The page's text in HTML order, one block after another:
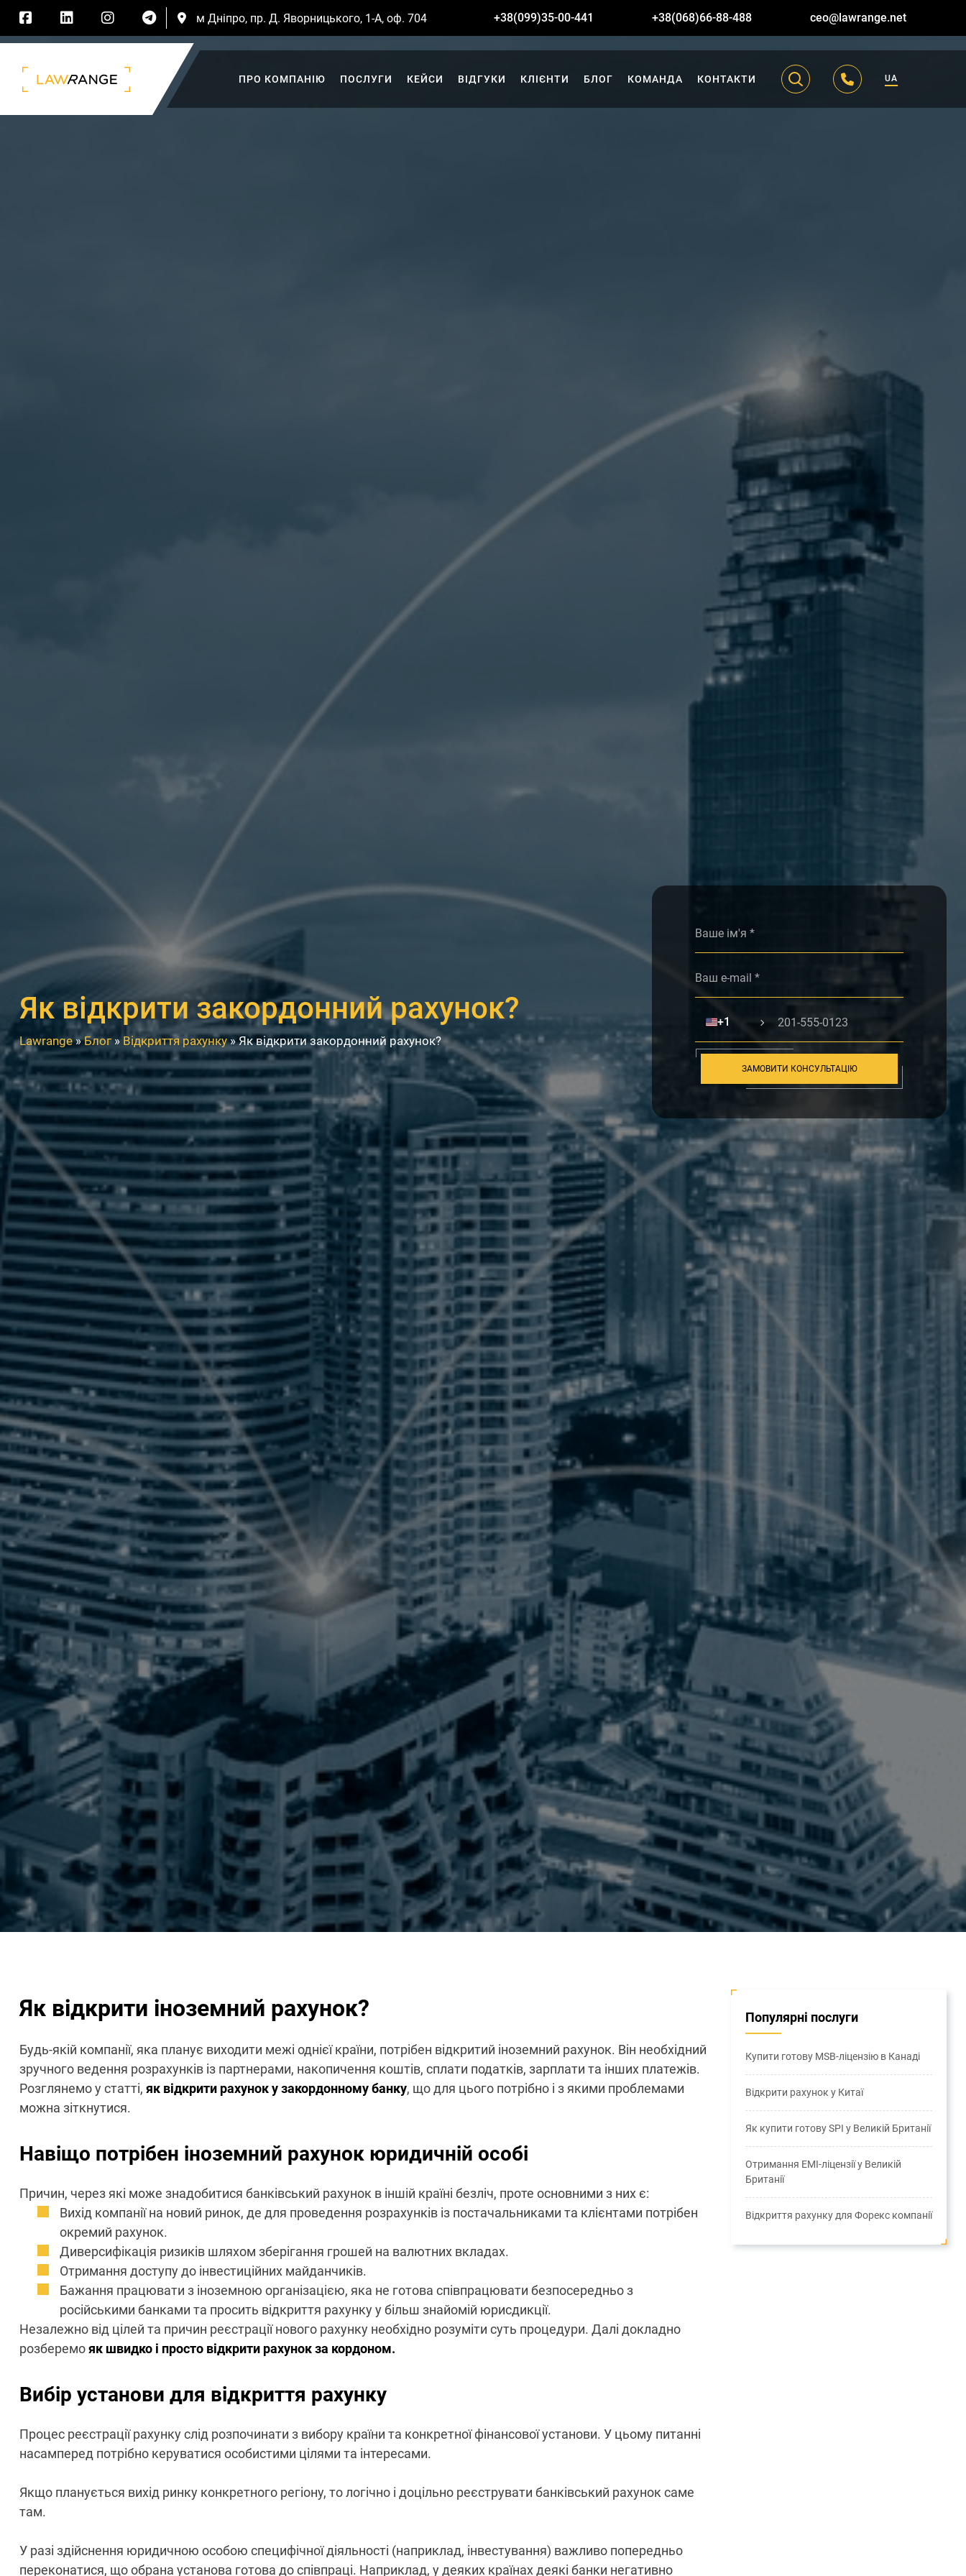
м Дніпро, пр. Д. Яворницького, 1-А, оф. 704 +38(099)35-00-441 +38(068)66-88-488 ceo@lawrange.net
ПРО КОМПАНІЮ ПОСЛУГИ КЕЙСИ ВІДГУКИ КЛІЄНТИ БЛОГ КОМАНДА КОНТАКТИ UA
Як відкрити закордонний рахунок?
Lawrange»Блог» Відкриття рахунку»Як відкрити закордонний рахунок?
🇺🇸+1
ЗАМОВИТИ КОНСУЛЬТАЦІЮ
Як відкрити іноземний рахунок?
Будь-якій компанії, яка планує виходити межі однієї країни, потрібен відкритий іноземний рахунок. Він необхідний
зручного ведення розрахунків із партнерами, накопичення коштів, сплати податків, зарплати та інших платежів.
Розглянемо у статті, як відкрити рахунок у закордонному банку, що для цього потрібно і з якими проблемами
можна зіткнутися.
Навіщо потрібен іноземний рахунок юридичній особі
Причин, через які може знадобитися банківський рахунок в іншій країні безліч, проте основними з них є:
Вихід компанії на новий ринок, де для проведення розрахунків із постачальниками та клієнтами потрібен
окремий рахунок.
Диверсифікація ризиків шляхом зберігання грошей на валютних вкладах.
Отримання доступу до інвестиційних майданчиків.
Бажання працювати з іноземною організацією, яка не готова співпрацювати безпосередньо з
російськими банками та просить відкриття рахунку у більш знайомій юрисдикції.
Незалежно від цілей та причин реєстрації нового рахунку необхідно розуміти суть процедури. Далі докладно
розберемояк швидко і просто відкрити рахунок за кордоном.
Вибір установи для відкриття рахунку
Процес реєстрації рахунку слід розпочинати з вибору країни та конкретної фінансової установи. У цьому питанні
насамперед потрібно керуватися особистими цілями та інтересами.
Якщо планується вихід ринку конкретного регіону, то логічно і доцільно реєструвати банківський рахунок саме
там.
У разі здійснення юридичною особою специфічної діяльності (наприклад, інвестування) важливо попередньо
переконатися, що обрана установа готова до співпраці. Наприклад, у деяких країнах деякі банки негативно
Популярні послуги
Купити готову MSB-ліцензію в Канаді
Відкрити рахунок у Китаї
Як купити готову SPI у Великій Британії
Отримання EMI-ліцензії у Великій
Британії
Відкриття рахунку для Форекс компанії